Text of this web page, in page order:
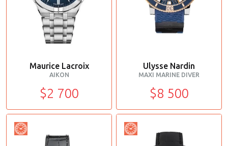
Maurice Lacroix
AIKON
$2 700
Ulysse Nardin
MAXI MARINE DIVER
$8 500